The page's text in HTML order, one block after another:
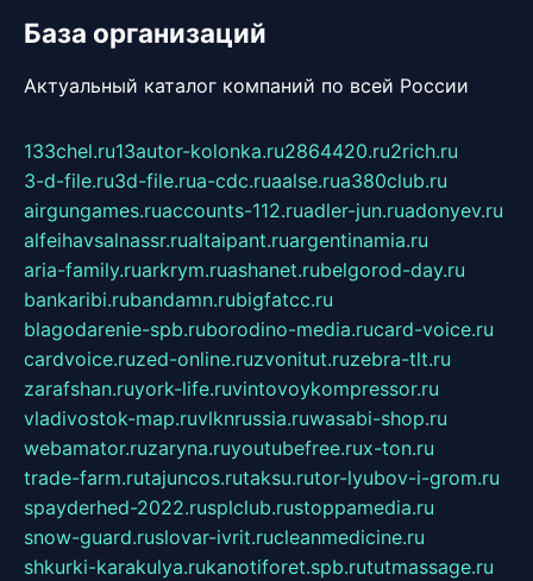
База организаций
Актуальный каталог компаний по всей России
133chel.ru13autor-kolonka.ru2864420.ru2rich.ru
3-d-file.ru3d-file.rua-cdc.ruaalse.rua380club.ru
airgungames.ruaccounts-112.ruadler-jun.ruadonyev.ru
alfeihavsalnassr.rualtaipant.ruargentinamia.ru
aria-family.ruarkrym.ruashanet.rubelgorod-day.ru
bankaribi.rubandamn.rubigfatcc.ru
blagodarenie-spb.ruborodino-media.rucard-voice.ru
cardvoice.ruzed-online.ruzvonitut.ruzebra-tlt.ru
zarafshan.ruyork-life.ruvintovoykompressor.ru
vladivostok-map.ruvlknrussia.ruwasabi-shop.ru
webamator.ruzaryna.ruyoutubefree.rux-ton.ru
trade-farm.rutajuncos.rutaksu.rutor-lyubov-i-grom.ru
spayderhed-2022.rusplclub.rustoppamedia.ru
snow-guard.ruslovar-ivrit.rucleanmedicine.ru
shkurki-karakulya.rukanotiforet.spb.rututmassage.ru